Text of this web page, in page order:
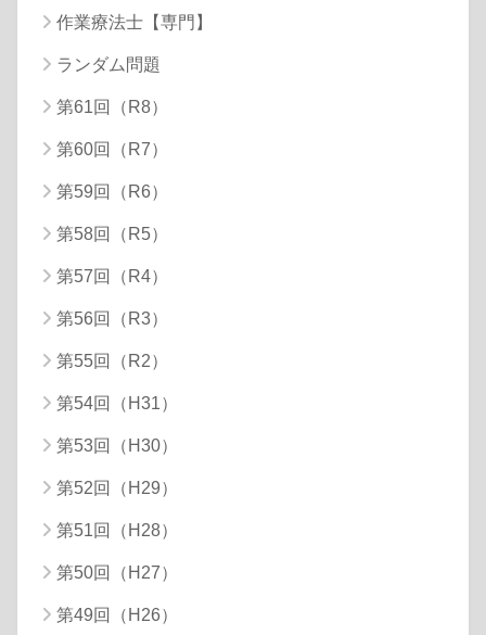
作業療法士【専門】
ランダム問題
第61回（R8）
第60回（R7）
第59回（R6）
第58回（R5）
第57回（R4）
第56回（R3）
第55回（R2）
第54回（H31）
第53回（H30）
第52回（H29）
第51回（H28）
第50回（H27）
第49回（H26）